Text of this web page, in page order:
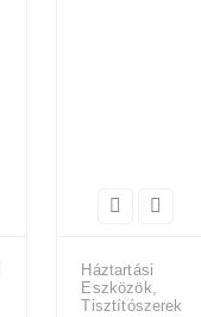
Háztartási
Eszközök,
Tisztítószerek